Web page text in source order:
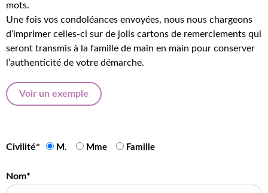
mots.
Une fois vos condoléances envoyées, nous nous chargeons
d’imprimer celles-ci sur de jolis cartons de remerciements qui
seront transmis à la famille de main en main pour conserver
l’authenticité de votre démarche.
Voir un exemple
Civilité* M. Mme Famille
Nom*